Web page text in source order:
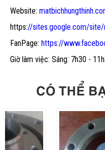
Website:
https://sites.google.com/
FanPage: https://
Giờ làm việc: Sáng: 7h30 -
CÓ THỂ